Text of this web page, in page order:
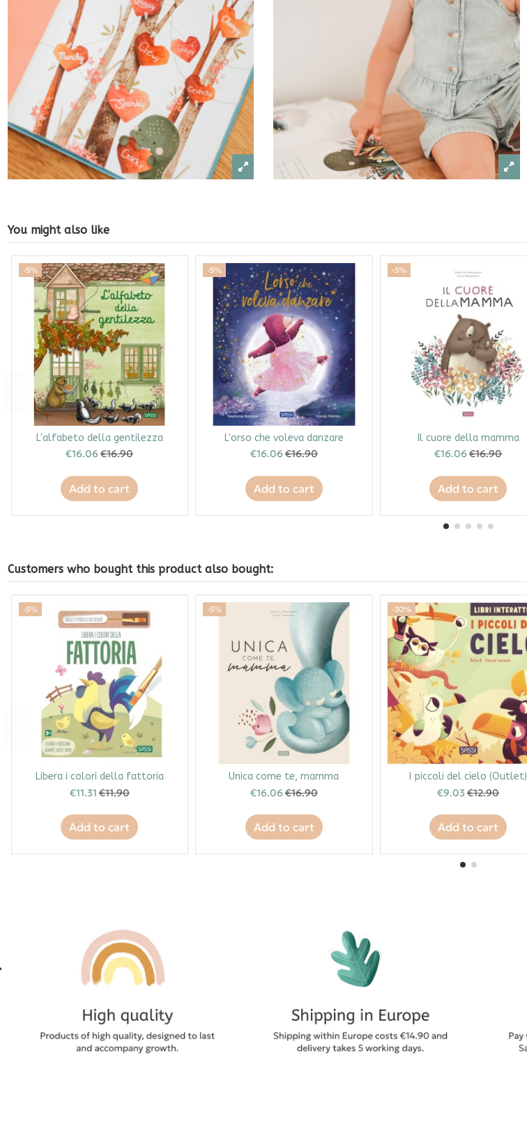
You might also like
-5%
L'alfabeto della gentilezza
€16.06€16.90
Add to cart
-5%
L'orso che voleva danzare
€16.06€16.90
Add to cart
-5%
Il cuore della mamma
€16.06€16.90
Add to cart
Customers who bought this product also bought:
-5%
Libera i colori della fattoria
€11.31 €11.90
Add to cart
-5%
Unica come te, mamma
€16.06€16.90
Add to cart
-30%
I piccoli del cielo (Outlet)
€9.03€12.90
Add to cart